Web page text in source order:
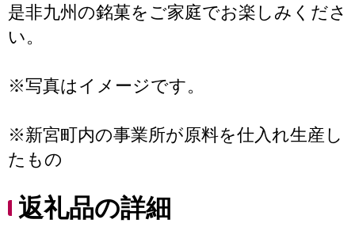
是非九州の銘菓をご家庭でお楽しみくださ
い。
※写真はイメージです。
※新宮町内の事業所が原料を仕入れ生産し
たもの
返礼品の詳細